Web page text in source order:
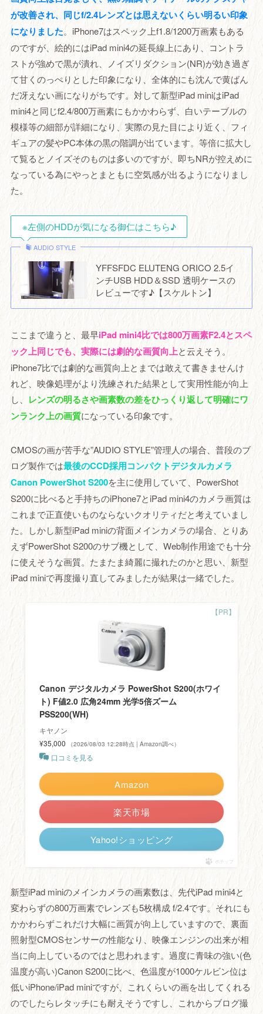
が改善され、同じf/2.4レンズとは思えないくらい明るい印象
になりました。iPhone7はスペック上f1.8/1200万画素もある
のですが、絵的にはiPad mini4の延長線上にあり、コントラ
ストが強めで黒が潰れ、ノイズリダクション(NR)が効き過ぎ
て甘くのっぺりとした印象になり、全体的にも沈んで黄ばん
だ冴えない画になりがちです。対して新型iPad miniはiPad
mini4と同じf2.4/800万画素にもかかわらず、白いテーブルの
模様等の細部が詳細になり、実際の見た目により近く、フィ
ギュアの髪やPC本体の黒の階調が出ています。等倍に拡大し
て覧るとノイズそのものは多いのですが、即ちNRが控えめに
なっている為にやっとまともに空気感が出るようになりまし
た。
※左側のHDDが気になる御仁はこちら♪
AUDIO STYLE
YFFSFDC ELUTENG ORICO 2.5イ
ンチUSB HDD＆SSD 透明ケースの
レビューです♪【スケルトン】
ここまで違うと、最早iPad mini4比では800万画素F2.4とスペ
ック上同じでも、実際には劇的な画質向上と云えそう。
iPhone7比では劇的な画質向上とまでは敢えて書きませんけ
れど、映像処理がより洗練された結果として実用性能が向上
し、 レンズの明るさや画素数の差をひっくり返して明確にワ
ンランク上の画質になっている印象です。
CMOSの画が苦手な”AUDIO STYLE”管理人の場合、普段のブ
ログ製作では最後のCCD採用コンパクトデジタルカメラ
Canon PowerShot S200を主に使用していて、PowerShot
S200に比べると手持ちのiPhone7とiPad mini4のカメラ画質は
これまで正直使いものならないクオリティだと考えていまし
た。しかし新型iPad miniの背面メインカメラの場合、とりあ
えずPowerShot S200のサブ機として、Web制作用途でも十分
に使えそうな画質。たまたま綺麗に撮れたのかと思い、新型
iPad miniで再度撮り直してみましたが結果は一緒でした。
Canon デジタルカメラ PowerShot S200(ホワイ
ト) F値2.0 広角24mm 光学5倍ズーム
PSS200(WH)
キヤノン
¥35,000
（2026/08/03 12:28時点 | Amazon調べ）
口コミを見る
Amazon
楽天市場
Yahoo!ショッピング
ポチップ
新型iPad miniのメインカメラの画素数は、先代iPad mini4と
変わらずの800万画素でレンズも5枚構成 f/2.4です。それにも
かかわらずこれだけ大幅に画質が向上していますので、裏面
照射型CMOSセンサーの性能なり、映像エンジンの出来が相
当に向上しているのではと思われます。過度に青味の強い(色
温度が高い)Canon S200に比べ、色温度が1000ケルビン位は
低いiPhone/iPad miniですが、これくらいの画を出してくれる
のでしたらレタッチにも耐えそうですし、これからブログ撮